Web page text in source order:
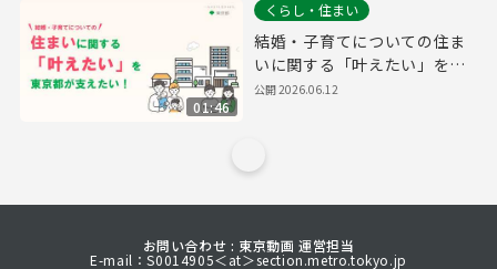
01:46
くらし・住まい
結婚・子育てについての住ま
いに関する「叶えたい」を東
京都が支えたい！
公開2026.06.12
お問い合わせ : 東京動画 運営担当
E-mail：S0014905＜at＞section.metro.tokyo.jp